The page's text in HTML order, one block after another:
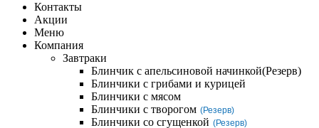
Контакты
Акции
Меню
Компания
Завтраки
Блинчик с апельсиновой начинкой(Резерв)
Блинчики с грибами и курицей
Блинчики с мясом
Блинчики с творогом (Резерв)
Блинчики со сгущенкой (Резерв)